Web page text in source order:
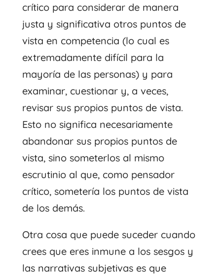
crítico para considerar de manera
justa y significativa otros puntos de
vista en competencia (lo cual es
extremadamente difícil para la
mayoría de las personas) y para
examinar, cuestionar y, a veces,
revisar sus propios puntos de vista.
Esto no significa necesariamente
abandonar sus propios puntos de
vista, sino someterlos al mismo
escrutinio al que, como pensador
crítico, sometería los puntos de vista
de los demás.
Otra cosa que puede suceder cuando
crees que eres inmune a los sesgos y
las narrativas subjetivas es que